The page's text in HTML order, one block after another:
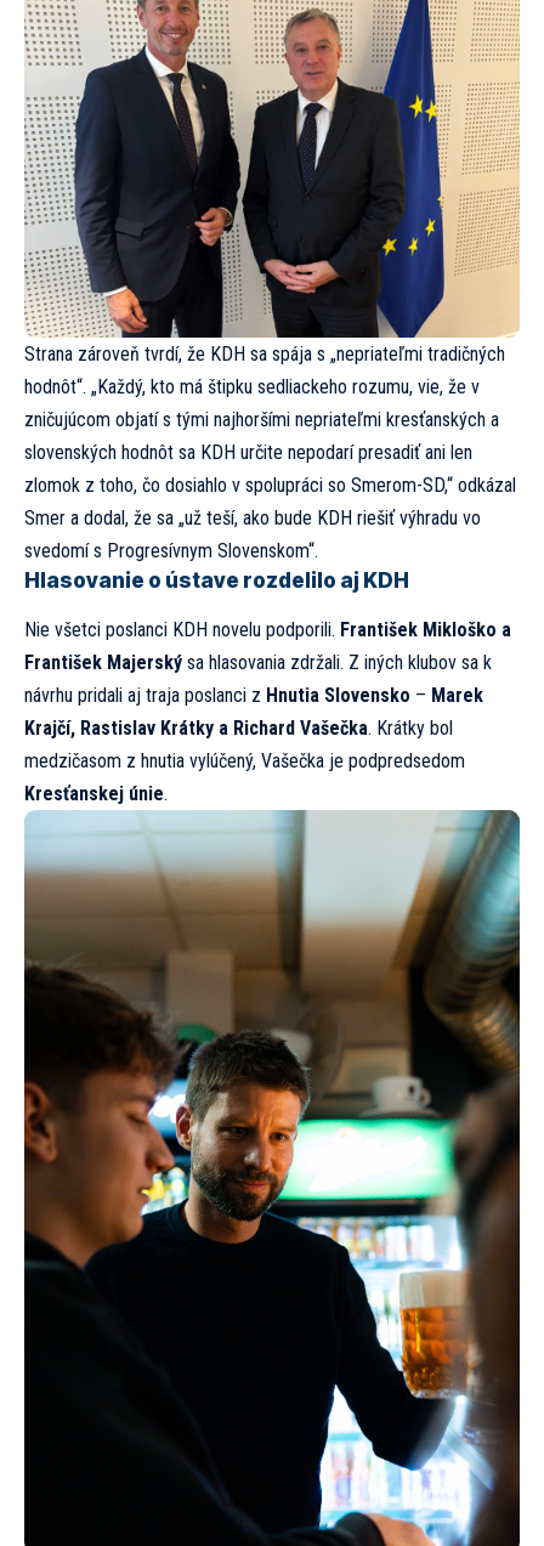
Strana zároveň tvrdí, že KDH sa spája s „nepriateľmi tradičných
hodnôt“. „Každý, kto má štipku sedliackeho rozumu, vie, že v
zničujúcom objatí s tými najhoršími nepriateľmi kresťanských a
slovenských hodnôt sa KDH určite nepodarí presadiť ani len
zlomok z toho, čo dosiahlo v spolupráci so Smerom-SD,“ odkázal
Smer a dodal, že sa „už teší, ako bude KDH riešiť výhradu vo
svedomí s Progresívnym Slovenskom“.
Hlasovanie o ústave rozdelilo aj KDH
Nie všetci poslanci KDH novelu podporili. František Mikloško a
František Majerský sa hlasovania zdržali. Z iných klubov sa k
návrhu pridali aj traja poslanci z Hnutia Slovensko – Marek
Krajčí, Rastislav Krátky a Richard Vašečka. Krátky bol
medzičasom z hnutia vylúčený, Vašečka je podpredsedom
Kresťanskej únie.